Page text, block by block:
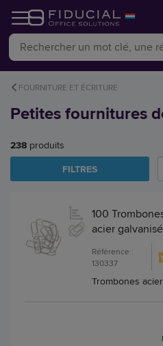
FOURNITURE ET ÉCRITURE
Petites fournitures
238 produits
FILTRES
100
acier
Référence :
130337
Trombones